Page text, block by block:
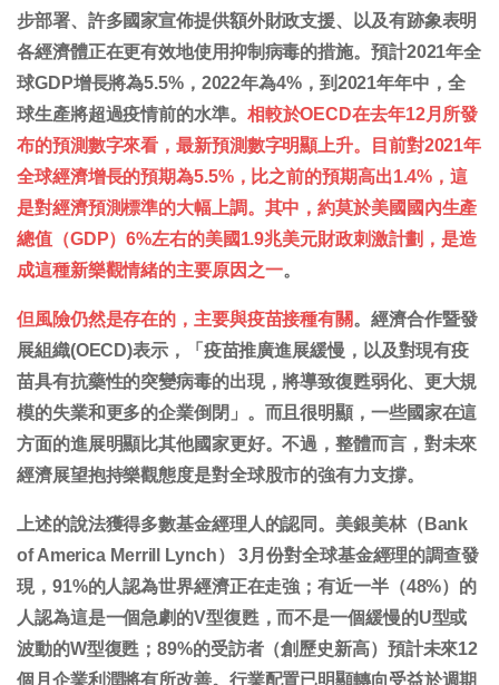
步部署、許多國家宣佈提供額外財政支援、以及有跡象表明
各經濟體正在更有效地使用抑制病毒的措施。預計2021年全
球GDP增長將為5.5%，2022年為4%，到2021年年中，全
球生產將超過疫情前的水準。 相較於OECD在去年12月所發
布的預測數字來看，最新預測數字明顯上升。目前對2021年
全球經濟增長的預期為5.5%，比之前的預期高出1.4%，這
是對經濟預測標準的大幅上調。其中，約莫於美國國內生產
總值（GDP）6%左右的美國1.9兆美元財政刺激計劃，是造
成這種新樂觀情緒的主要原因之一。
但風險仍然是存在的，主要與疫苗接種有關 。經濟合作暨發
展組織(OECD)表示，「疫苗推廣進展緩慢，以及對現有疫
苗具有抗藥性的突變病毒的出現，將導致復甦弱化、更大規
模的失業和更多的企業倒閉」。而且很明顯，一些國家在這
方面的進展明顯比其他國家更好。不過，整體而言，對未來
經濟展望抱持樂觀態度是對全球股市的強有力支撐。
上述的說法獲得多數基金經理人的認同。美銀美林（Bank
of America Merrill Lynch） 3月份對全球基金經理的調查發
現，91%的人認為世界經濟正在走強；有近一半（48%）的
人認為這是一個急劇的V型復甦，而不是一個緩慢的U型或
波動的W型復甦；89%的受訪者（創歷史新高）預計未來12
個月企業利潤將有所改善。行業配置已明顯轉向受益於週期